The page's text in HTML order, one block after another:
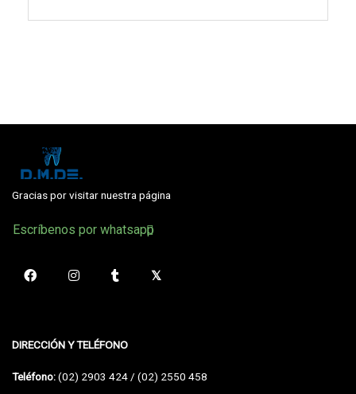
Gracias por visitar nuestra página
Escríbenos por whatsapp
DIRECCIÓN Y TELÉFONO
Teléfono:(02) 2903 424 / (02) 2550 458